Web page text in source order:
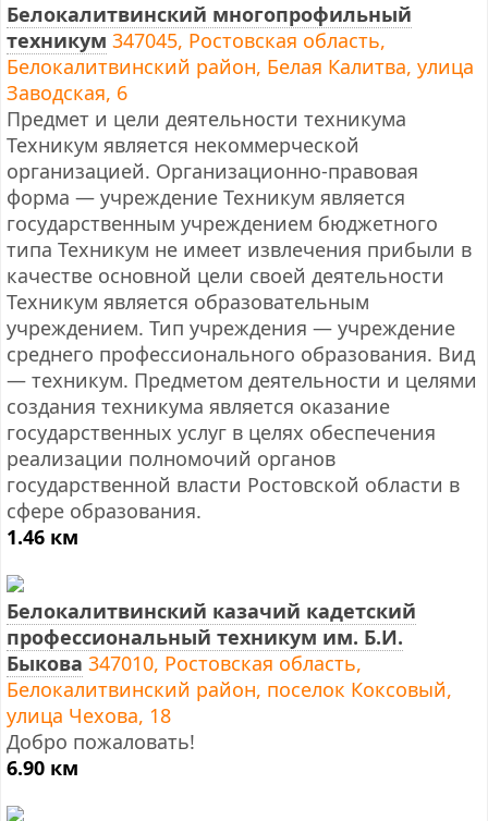
Белокалитвинский многопрофильный
техникум 347045, Ростовская область,
Белокалитвинский район, Белая Калитва, улица
Заводская, 6
Предмет и цели деятельности техникума
Техникум является некоммерческой
организацией. Организационно-правовая
форма — учреждение Техникум является
государственным учреждением бюджетного
типа Техникум не имеет извлечения прибыли в
качестве основной цели своей деятельности
Техникум является образовательным
учреждением. Тип учреждения — учреждение
среднего профессионального образования. Вид
— техникум. Предметом деятельности и целями
создания техникума является оказание
государственных услуг в целях обеспечения
реализации полномочий органов
государственной власти Ростовской области в
сфере образования.
1.46 км
Белокалитвинский казачий кадетский
профессиональный техникум им. Б.И.
Быкова 347010, Ростовская область,
Белокалитвинский район, поселок Коксовый,
улица Чехова, 18
Добро пожаловать!
6.90 км